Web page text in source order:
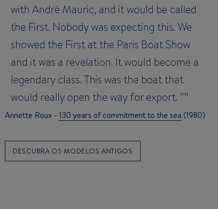
with André Mauric, and it would be called
the First. Nobody was expecting this. We
showed the First at the Paris Boat Show
and it was a revelation. It would become a
legendary class. This was the boat that
would really open the way for export. "
Annette Roux - 130 years of commitment to the sea (1980)
DESCUBRA OS MODELOS ANTIGOS